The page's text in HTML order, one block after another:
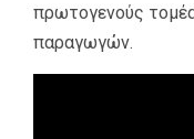
πρωτογενούς
παραγωγών.